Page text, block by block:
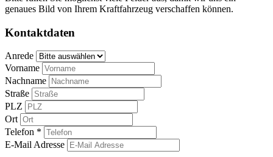
genaues Bild von Ihrem Kraftfahrzeug verschaffen können.
Kontaktdaten
Anrede
Vorname
Nachname
Straße
PLZ
Ort
Telefon *
E-Mail Adresse